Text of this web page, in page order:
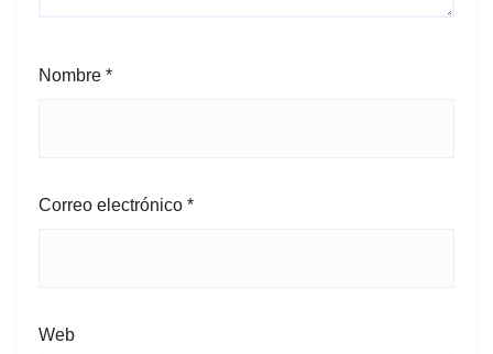
Nombre *
Correo electrónico *
Web